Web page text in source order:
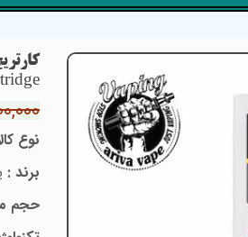
نوع
برند :
حجم